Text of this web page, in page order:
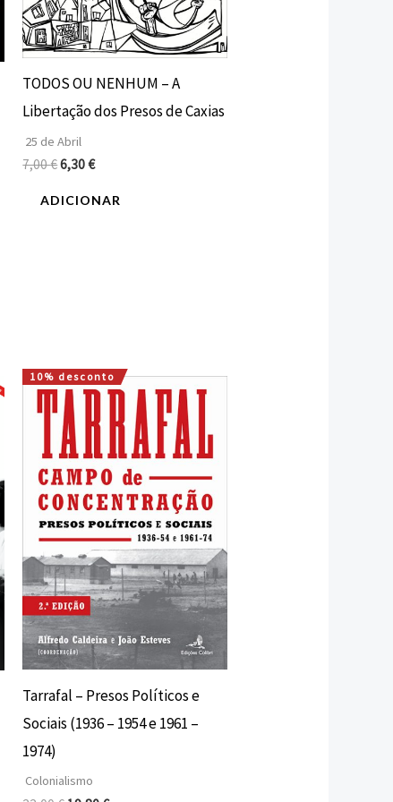
TODOS OU NENHUM – A
Libertação dos Presos de Caxias
25 de Abril
7,00€6,30€
ADICIONAR
10% desconto
Tarrafal – Presos Políticos e
Sociais (1936 – 1954 e 1961 –
1974)
Colonialismo
O
preço
original
era:
22,00 €.
O
preço
atual
19,80 €.